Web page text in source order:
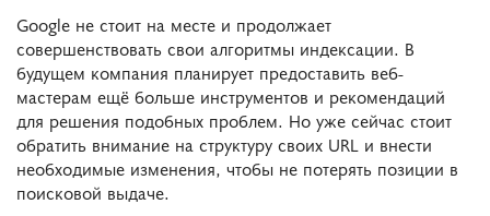
Google не стоит на месте и продолжает
совершенствовать свои алгоритмы индексации. В
будущем компания планирует предоставить веб-
мастерам ещё больше инструментов и рекомендаций
для решения подобных проблем. Но уже сейчас стоит
обратить внимание на структуру своих URL и внести
необходимые изменения, чтобы не потерять позиции в
поисковой выдаче.